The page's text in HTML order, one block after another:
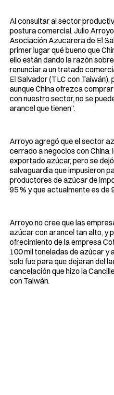
Al consultar al sector
postura comercial, Julio
Asociación Azucarera de El
primer lugar qué bueno que
ello están dando la razón
renunciar a un tratado
El Salvador (TLC con Taiwán),
aunque China ofrezca
con nuestro sector, no se
arancel que tienen”.
Arroyo agregó que el sector
cerrado a negocios con China,
exportado azúcar, pero se
salvaguardia que impusieron
productores de azúcar de
95 % y que actualmente es de
Arroyo no cree que las
azúcar con arancel tan alto, y
ofrecimiento de la empresa
100 mil toneladas de azúcar y
solo fue para que dejaran del
cancelación que hizo la
con Taiwán.